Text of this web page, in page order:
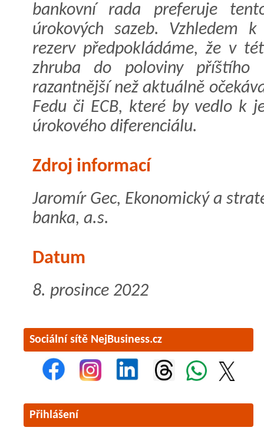
bankovní rada preferuje
úrokových sazeb. Vzhledem
rezerv předpokládáme, že v
zhruba do poloviny příštího
razantnější než aktuálně
Fedu či ECB, které by vedlo k
úrokového diferenciálu.
Zdroj informací
Jaromír Gec, Ekonomický a
banka, a.s.
Datum
8. prosince 2022
Sociální sítě NejBusiness.cz
Přihlášení